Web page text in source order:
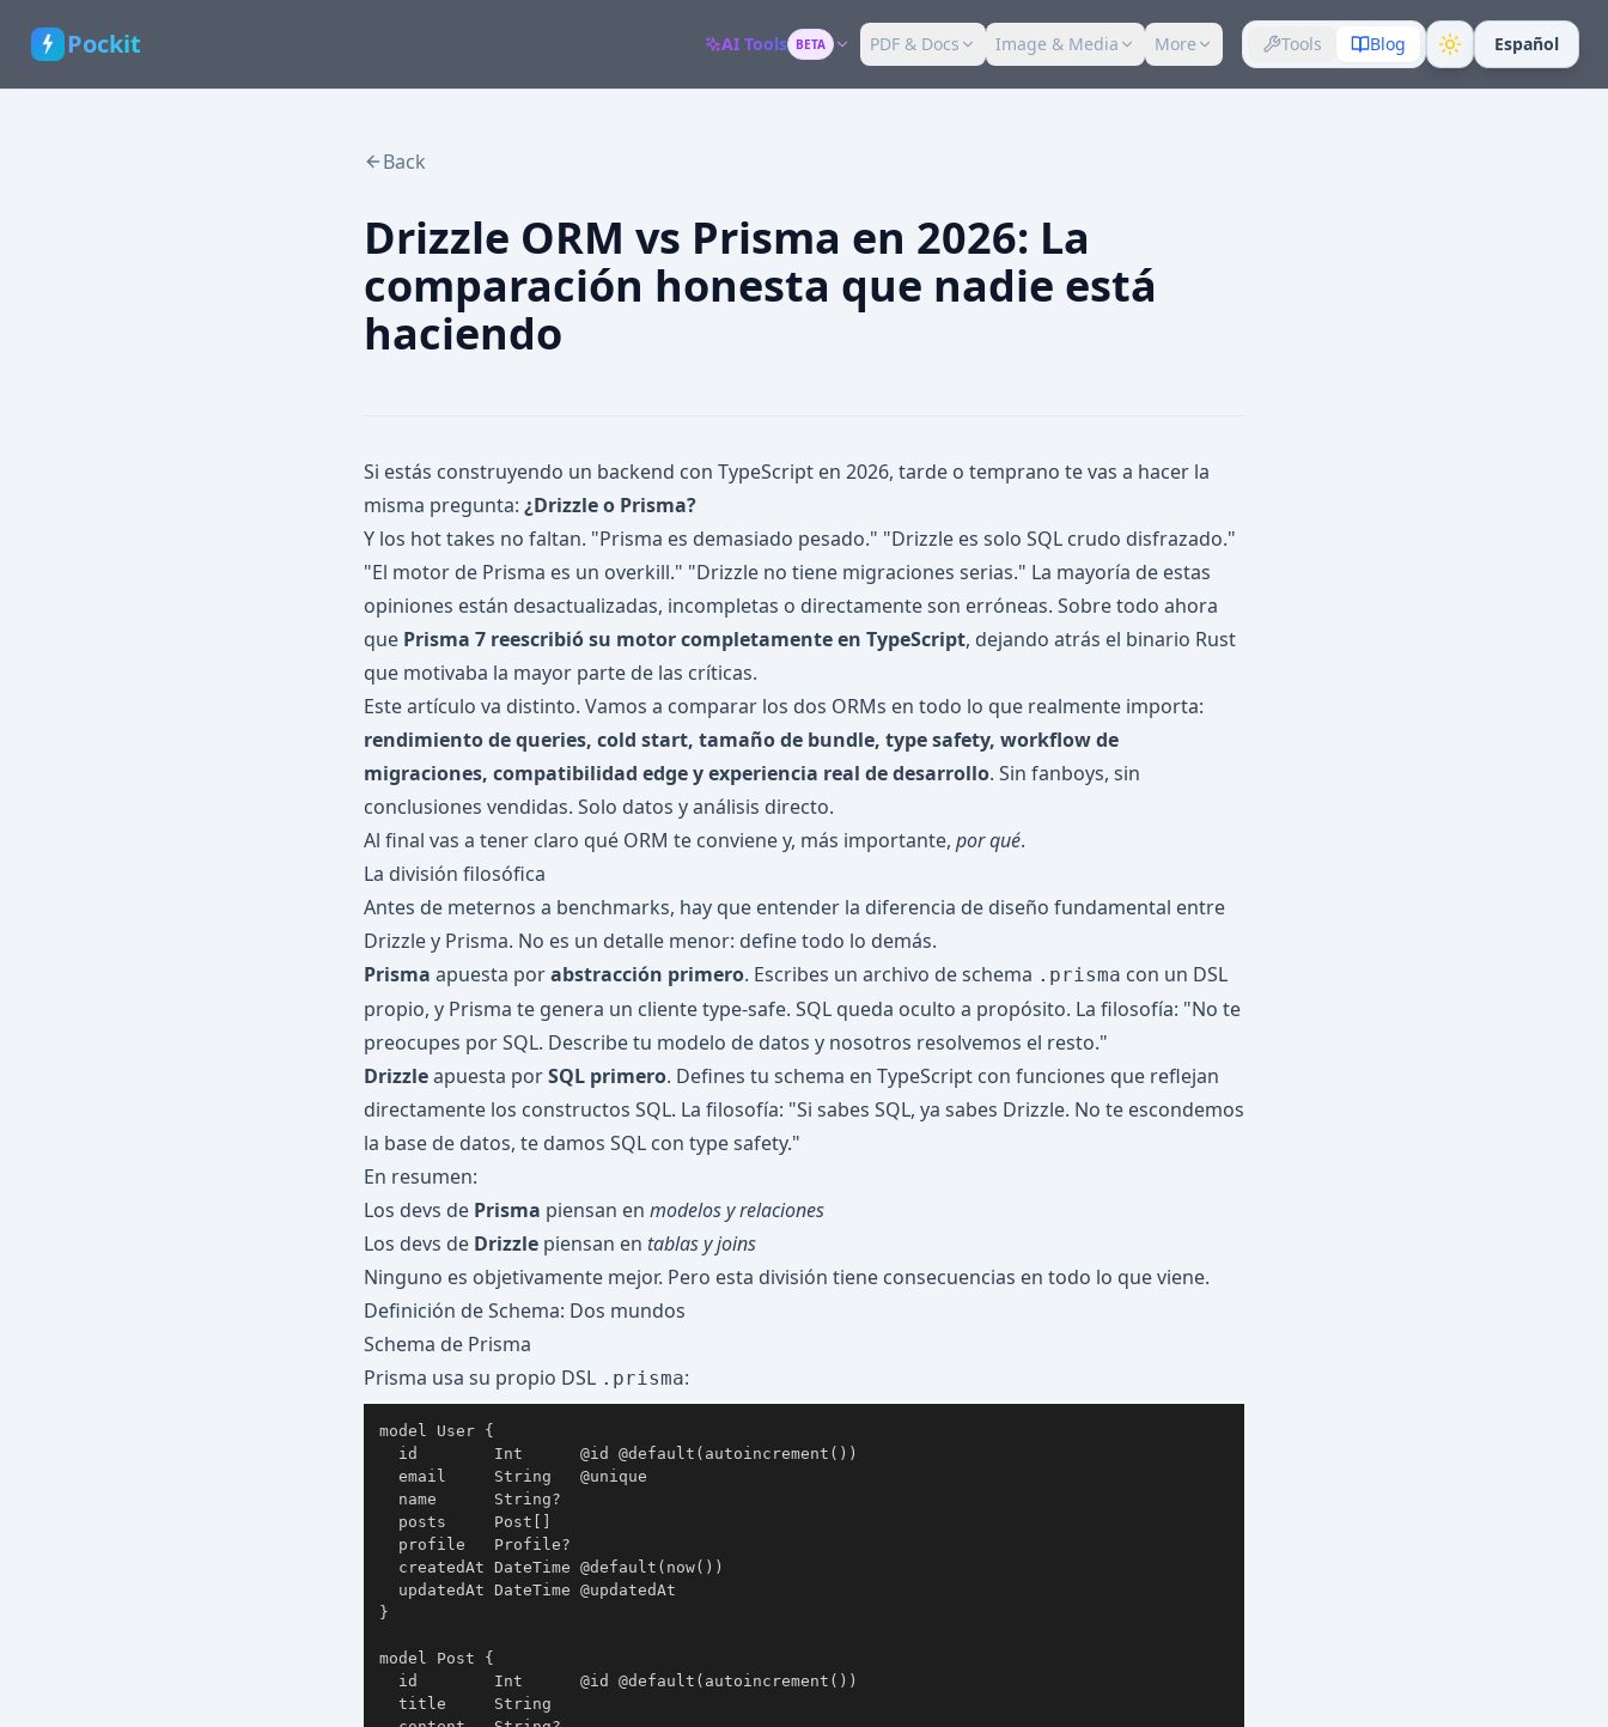
Pockit AI Tools BETA PDF & Docs Image & Media More Tools Blog Español
Back
Drizzle ORM vs Prisma en 2026: La
comparación honesta que nadie está
haciendo
Si estás construyendo un backend con TypeScript en 2026, tarde o temprano te vas a hacer la
misma pregunta: ¿Drizzle o Prisma?
Y los hot takes no faltan. "Prisma es demasiado pesado." "Drizzle es solo SQL crudo disfrazado."
"El motor de Prisma es un overkill." "Drizzle no tiene migraciones serias." La mayoría de estas
opiniones están desactualizadas, incompletas o directamente son erróneas. Sobre todo ahora
que Prisma 7 reescribió su motor completamente en TypeScript, dejando atrás el binario Rust
que motivaba la mayor parte de las críticas.
Este artículo va distinto. Vamos a comparar los dos ORMs en todo lo que realmente importa:
rendimiento de queries, cold start, tamaño de bundle, type safety, workflow de
migraciones, compatibilidad edge y experiencia real de desarrollo. Sin fanboys, sin
conclusiones vendidas. Solo datos y análisis directo.
Al final vas a tener claro qué ORM te conviene y, más importante, por qué.
La división filosófica
Antes de meternos a benchmarks, hay que entender la diferencia de diseño fundamental entre
Drizzle y Prisma. No es un detalle menor: define todo lo demás.
Prisma apuesta porabstracción primero. Escribes un archivo de schema .prisma con un DSL
propio, y Prisma te genera un cliente type-safe. SQL queda oculto a propósito. La filosofía: "No te
preocupes por SQL. Describe tu modelo de datos y nosotros resolvemos el resto."
Drizzleapuesta porSQL primero. Defines tu schema en TypeScript con funciones que reflejan
directamente los constructos SQL. La filosofía: "Si sabes SQL, ya sabes Drizzle. No te escondemos
la base de datos, te damos SQL con type safety."
En resumen:
Los devs de Prisma piensan en modelos y relaciones
Los devs de Drizzle piensan en tablas y joins
Ninguno es objetivamente mejor. Pero esta división tiene consecuencias en todo lo que viene.
Definición de Schema: Dos mundos
Schema de Prisma
Prisma usa su propio DSL .prisma:
  id        Int      @id @default(autoincrement())
  email     String   @unique
  name      String?
  posts     Post[]
  profile   Profile?
  createdAt DateTime @default(now())
  updatedAt DateTime @updatedAt
}
model Post {
  id        Int      @id @default(autoincrement())
  title     String